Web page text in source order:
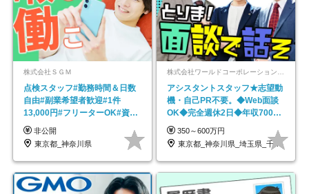
株式会社ＳＧＭ
点検スタッフ#勤務時間＆日数
自由#副業希望者歓迎#1件
13,000円#フリーターOK#資格
スキル不要
非公開
東京都_神奈川県
アシスタントスタッフ★志望動
機・自己PR不要。◆Web面談
OK◆完全週休2日◆年収700万
円可/p13
350～600万円
東京都_神奈川県_埼玉県_千葉県_大阪府…